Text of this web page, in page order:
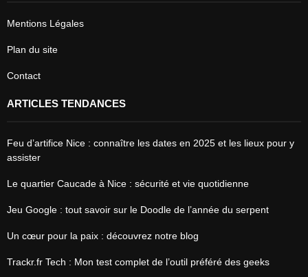
Mentions Légales
Plan du site
Contact
ARTICLES TENDANCES
Feu d’artifice Nice : connaître les dates en 2025 et les lieux pour y
assister
Le quartier Caucade à Nice : sécurité et vie quotidienne
Jeu Google : tout savoir sur le Doodle de l’année du serpent
Un cœur pour la paix : découvrez notre blog
Trackr.fr Tech : Mon test complet de l’outil préféré des geeks